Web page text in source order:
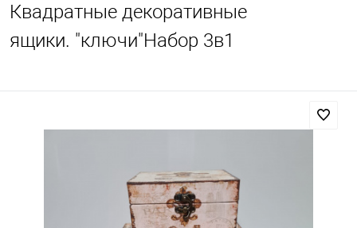
Квадратные декоративные
ящики. "ключи"Набор 3в1